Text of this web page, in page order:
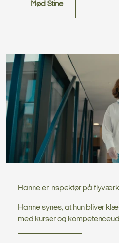
Mød Stine
Hanne er inspektør på
Hanne synes, at hun bliver
med kurser og